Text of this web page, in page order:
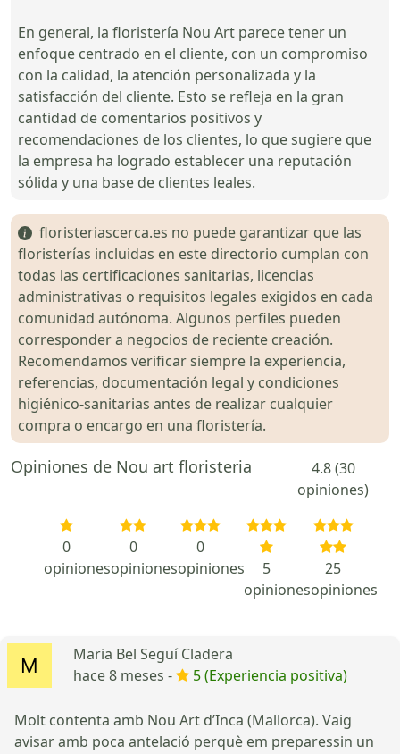
En general, la floristería Nou Art parece tener un
enfoque centrado en el cliente, con un compromiso
con la calidad, la atención personalizada y la
satisfacción del cliente. Esto se refleja en la gran
cantidad de comentarios positivos y
recomendaciones de los clientes, lo que sugiere que
la empresa ha logrado establecer una reputación
sólida y una base de clientes leales.
floristeriascerca.es no puede garantizar que las
floristerías incluidas en este directorio cumplan con
todas las certificaciones sanitarias, licencias
administrativas o requisitos legales exigidos en cada
comunidad autónoma. Algunos perfiles pueden
corresponder a negocios de reciente creación.
Recomendamos verificar siempre la experiencia,
referencias, documentación legal y condiciones
higiénico-sanitarias antes de realizar cualquier
compra o encargo en una floristería.
Opiniones de Nou art floristeria
4.8 (30
opiniones)
0
opiniones
0
opiniones
0
opiniones
5
opiniones
25
opiniones
Maria Bel Seguí Cladera
hace 8 meses -
5 (Experiencia positiva)
Molt contenta amb Nou Art d’Inca (Mallorca). Vaig
avisar amb poca antelació perquè em preparessin un